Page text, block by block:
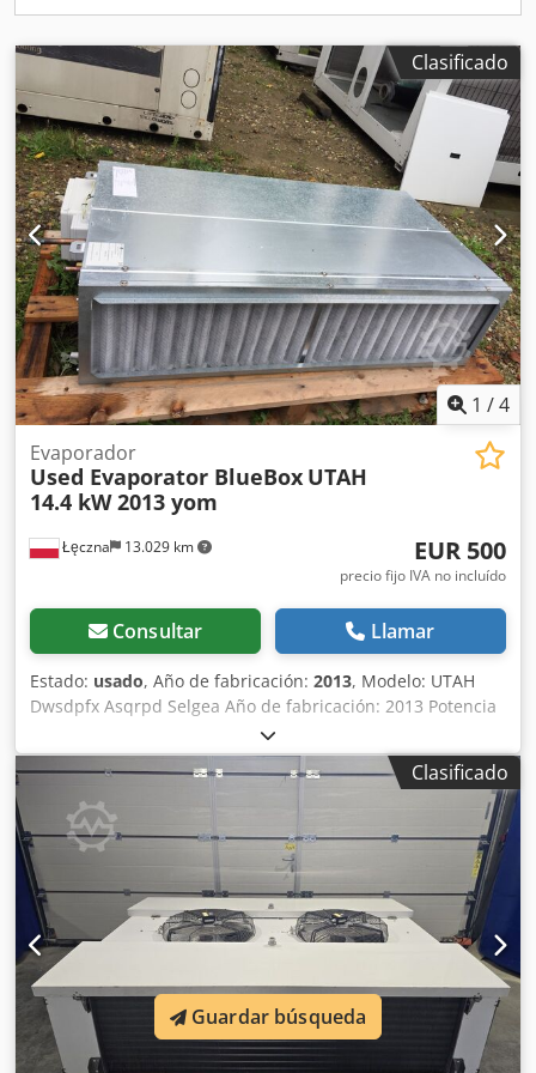
Clasificado
1 /4
Łęczna 13.029 km
Evaporador
Used Evaporator BlueBox UTAH
14.4 kW 2013 yom
EUR 500
precio fijo IVA no incluído
Consultar Llamar
Estado: usado, Año de fabricación: 2013, Modelo: UTAH
Dwsdpfx Asqrpd Selgea Año de fabricación: 2013 Potencia
frigorífica: 14,4 kW Dimensiones: 1305 x 700 x 345 mm
Peso: 66 kg.
Clasificado
Guardar búsqueda